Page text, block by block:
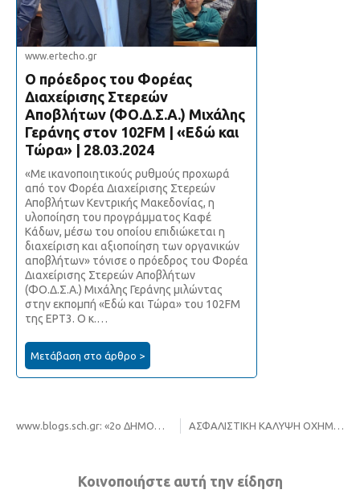
www.ertecho.gr
Ο πρόεδρος του Φορέας
Διαχείρισης Στερεών
Αποβλήτων (ΦΟ.Δ.Σ.Α.) Μιχάλης
Γεράνης στον 102FM | «Εδώ και
Τώρα» | 28.03.2024
«Με ικανοποιητικούς ρυθμούς προχωρά
από τον Φορέα Διαχείρισης Στερεών
Αποβλήτων Κεντρικής Μακεδονίας, η
υλοποίηση του προγράμματος Καφέ
Κάδων, μέσω του οποίου επιδιώκεται η
διαχείριση και αξιοποίηση των οργανικών
αποβλήτων» τόνισε ο πρόεδρος του Φορέα
Διαχείρισης Στερεών Αποβλήτων
(ΦΟ.Δ.Σ.Α.) Μιχάλης Γεράνης μιλώντας
στην εκπομπή «Εδώ και Τώρα» του 102FM
της ΕΡΤ3. Ο κ.…
Μετάβαση στο άρθρο >
www.blogs.sch.gr: «2ο ΔΗΜΟΤΙΚΟ ΣΧΟΛΕΙΟ ΑΞΙΟΥΠΟΛΗΣ – Φο.Δ.Σ.Α. Κεντρικής Μακεδονίας» ΑΣΦΑΛΙΣΤΙΚΗ ΚΑΛΥΨΗ ΟΧΗΜΑΤΩΝ-ΜΗΧΑΝΗΜΑΤΩΝ ΕΡΓΟΥ ΤΟΥ ΠΕΡΙΦΕΡΕΙΑΚΟΥ ΣΥΝΔΕΣΜΟΥ ΦΟΔΣΑ ΚΕΝΤΡΙΚΗΣ ΜΑΚΕΔΟΝΙΑΣ ΓΙΑ ΧΡΟΝΙΚΗ ΔΙΑΡΚΕΙΑ ΔΥΟ (2) ΕΤΩΝ
Κοινοποιήστε αυτή την είδηση